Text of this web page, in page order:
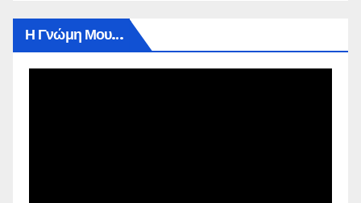
Η Γνώμη Μου…